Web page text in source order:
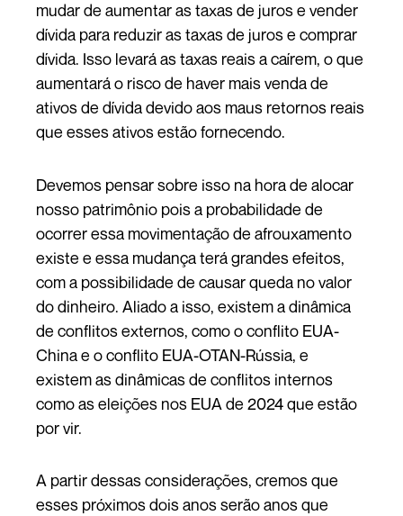
mudar de aumentar as taxas de juros e vender
dívida para reduzir as taxas de juros e comprar
dívida. Isso levará as taxas reais a caírem, o que
aumentará o risco de haver mais venda de
ativos de dívida devido aos maus retornos reais
que esses ativos estão fornecendo.
Devemos pensar sobre isso na hora de alocar
nosso patrimônio pois a probabilidade de
ocorrer essa movimentação de afrouxamento
existe e essa mudança terá grandes efeitos,
com a possibilidade de causar queda no valor
do dinheiro. Aliado a isso, existem a dinâmica
de conflitos externos, como o conflito EUA-
China e o conflito EUA-OTAN-Rússia, e
existem as dinâmicas de conflitos internos
como as eleições nos EUA de 2024 que estão
por vir.
A partir dessas considerações, cremos que
esses próximos dois anos serão anos que